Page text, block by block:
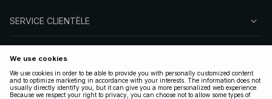
SERVICE CLIENTÈLE
SUIVEZ-NOUS